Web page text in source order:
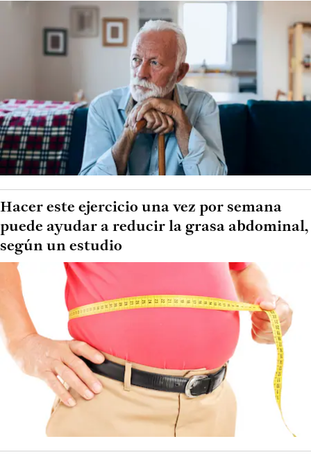
Hacer este ejercicio una vez por semana
puede ayudar a reducir la grasa abdominal,
según un estudio